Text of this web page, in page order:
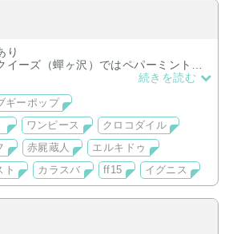
り
イーズ（蟬ヶ沢）ではペパーミントの
。
主≠マスター
ップシリーズ）
続きを読む
ギーポップ
ワンピース
クロコダイル
赤屍蔵人
エルキドゥ
ト カラスバ ff15 イグニス